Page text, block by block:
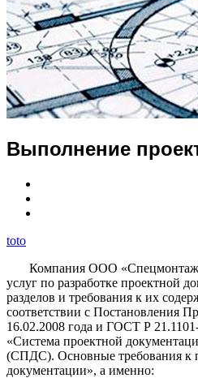
Выполнение
toto
Компания ООО
услуг по разработке проектной
разделов и требования к их
соответствии с Постановления
16.02.2008 года и ГОСТ Р
«Система проектной
(СПДС). Основные требования к
документации», а именно: